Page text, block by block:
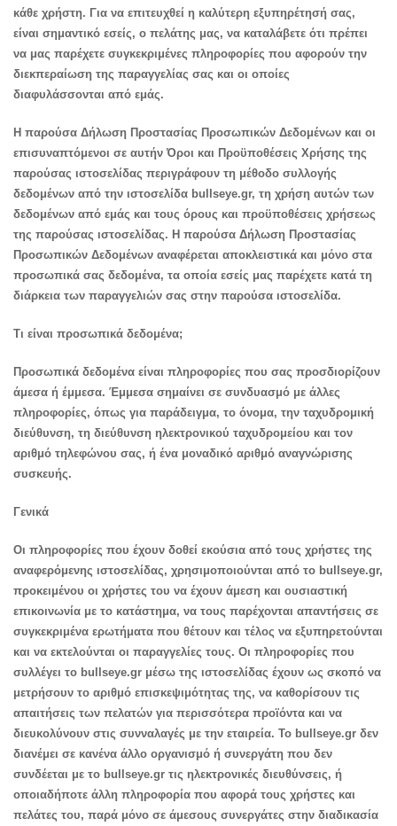
κάθε χρήστη. Για να επιτευχθεί η καλύτερη εξυπηρέτησή σας,
είναι σημαντικό εσείς, ο πελάτης μας, να καταλάβετε ότι πρέπει
να μας παρέχετε συγκεκριμένες πληροφορίες που αφορούν την
διεκπεραίωση της παραγγελίας σας και οι οποίες
διαφυλάσσονται από εμάς.
Η παρούσα Δήλωση Προστασίας Προσωπικών Δεδομένων και οι
επισυναπτόμενοι σε αυτήν Όροι και Προϋποθέσεις Χρήσης της
παρούσας ιστοσελίδας περιγράφουν τη μέθοδο συλλογής
δεδομένων από την ιστοσελίδα bullseye.gr, τη χρήση αυτών των
δεδομένων από εμάς και τους όρους και προϋποθέσεις χρήσεως
της παρούσας ιστοσελίδας. Η παρούσα Δήλωση Προστασίας
Προσωπικών Δεδομένων αναφέρεται αποκλειστικά και μόνο στα
προσωπικά σας δεδομένα, τα οποία εσείς μας παρέχετε κατά τη
διάρκεια των παραγγελιών σας στην παρούσα ιστοσελίδα.
Τι είναι προσωπικά δεδομένα;
Προσωπικά δεδομένα είναι πληροφορίες που σας προσδιορίζουν
άμεσα ή έμμεσα. Έμμεσα σημαίνει σε συνδυασμό με άλλες
πληροφορίες, όπως για παράδειγμα, το όνομα, την ταχυδρομική
διεύθυνση, τη διεύθυνση ηλεκτρονικού ταχυδρομείου και τον
αριθμό τηλεφώνου σας, ή ένα μοναδικό αριθμό αναγνώρισης
συσκευής.
Γενικά
Οι πληροφορίες που έχουν δοθεί εκούσια από τους χρήστες της
αναφερόμενης ιστοσελίδας, χρησιμοποιούνται από το bullseye.gr,
προκειμένου οι χρήστες του να έχουν άμεση και ουσιαστική
επικοινωνία με το κατάστημα, να τους παρέχονται απαντήσεις σε
συγκεκριμένα ερωτήματα που θέτουν και τέλος να εξυπηρετούνται
και να εκτελούνται οι παραγγελίες τους. Οι πληροφορίες που
συλλέγει το bullseye.gr μέσω της ιστοσελίδας έχουν ως σκοπό να
μετρήσουν το αριθμό επισκεψιμότητας της, να καθορίσουν τις
απαιτήσεις των πελατών για περισσότερα προϊόντα και να
διευκολύνουν στις συνναλαγές με την εταιρεία. Το bullseye.gr δεν
διανέμει σε κανένα άλλο οργανισμό ή συνεργάτη που δεν
συνδέεται με το bullseye.gr τις ηλεκτρονικές διευθύνσεις, ή
οποιαδήποτε άλλη πληροφορία που αφορά τους χρήστες και
πελάτες του, παρά μόνο σε άμεσους συνεργάτες στην διαδικασία